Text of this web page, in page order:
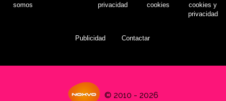
somos
privacidad
cookies
cookies y
privacidad
Publicidad Contactar
© 2010 - 2026